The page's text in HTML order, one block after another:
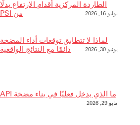
الطاردة المركزية أقدام الارتفاع بدلًا
من PSI
يوليو 16, 2026
لماذا لا تتطابق توقعات أداء المضخة
دائمًا مع النتائج الواقعية
يونيو 30, 2026
ما الذي يدخل فعليًا في بناء مضخة API
مايو 29, 2026